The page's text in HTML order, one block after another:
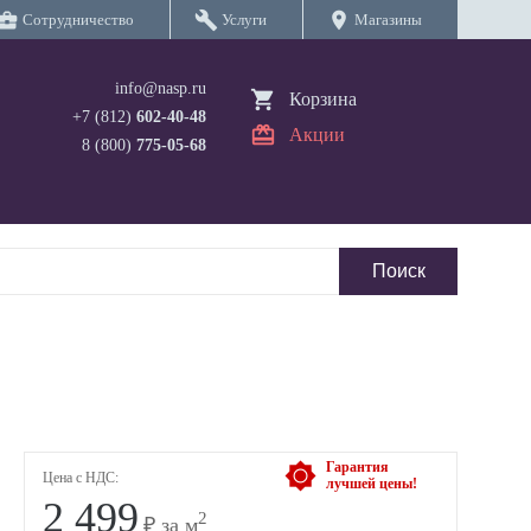
Сотрудничество build Услуги location_on Магазины
info@nasp.ru
+7 (812) 602-40-48
8 (800) 775-05-68
Корзина
Акции
Гарантия
лучшей цены!
Цена с НДС:
2 499 ₽ за м2